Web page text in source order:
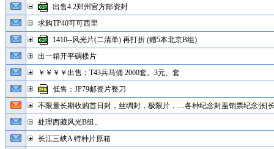
出售4.2郑州官方邮资封
求购TP40可可西里
1410--风光片(二清单) 再打折 (赠5本北京B组)
出一箱开平碉楼片
￥￥￥￥出售；T43兵马俑 2000套。3元、套
低售：JP79邮资片整刀
不限量长期收购首日封，丝绸封，极限片，....各种纪念封盖销票纪念张[
处理西藏风光B组。
长江三峡A 特种片原箱